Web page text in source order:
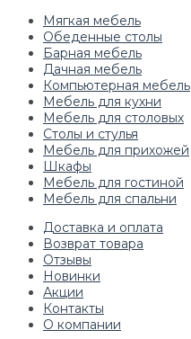
Мягкая мебель
Обеденные столы
Барная мебель
Дачная мебель
Компьютерная мебель
Мебель для кухни
Мебель для столовых
Столы и стулья
Мебель для прихожей
Шкафы
Мебель для гостиной
Мебель для спальни
Доставка и оплата
Возврат товара
Отзывы
Новинки
Акции
Контакты
О компании